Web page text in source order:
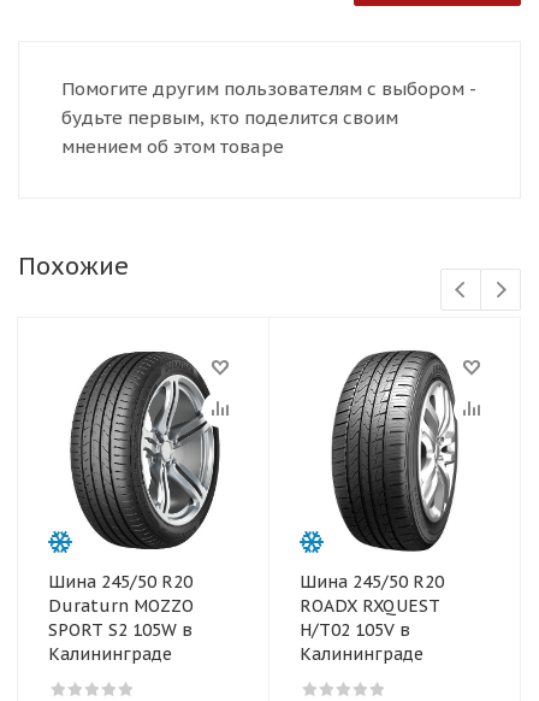
Помогите другим пользователям с выбором -
будьте первым, кто поделится своим
мнением об этом товаре
Похожие
Шина 245/50 R20
Duraturn MOZZO
SPORT S2 105W в
Калининграде
Шина 245/50 R20
ROADX RXQUEST
H/T02 105V в
Калининграде